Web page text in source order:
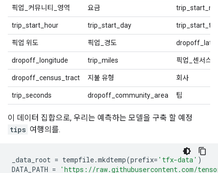
픽업_커뮤니티_영역 요금
trip_start_hour trip_start_day
픽업 위도 픽업_경도
dropoff_longitude trip_miles 픽업_센서스_
dropoff_census_tract 지불 유형 회사
trip_seconds dropoff_community_area 팁
이 데이터 집합으로, 우리는 예측하는 모델을 구축 할 예정
tips 여행의를.
_data_root = tempfile.mkdtemp(prefix= 'tfx-data' )
DATA_PATH =
'https://raw.githubusercontent.com/